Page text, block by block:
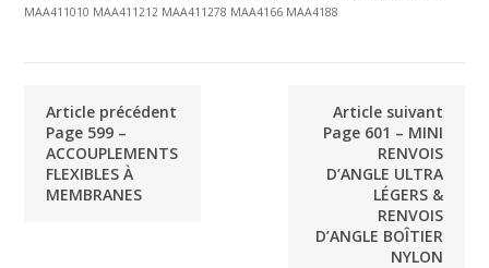
MAA411010 MAA411212 MAA411278 MAA4166 MAA4188
Article précédent
Page 599 –
ACCOUPLEMENTS
FLEXIBLES À
MEMBRANES
Article suivant
Page 601 – MINI
RENVOIS
D’ANGLE ULTRA
LÉGERS &
RENVOIS
D’ANGLE BOÎTIER
NYLON